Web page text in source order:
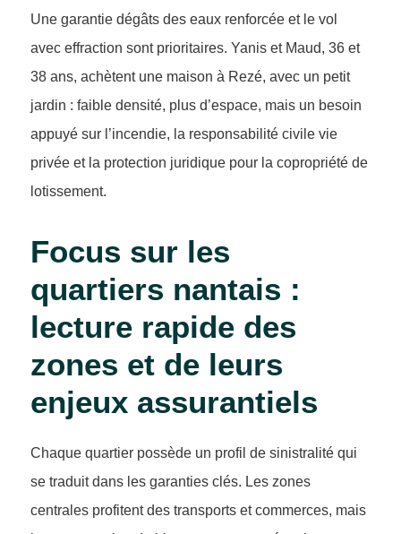
Une garantie dégâts des eaux renforcée et le vol
avec effraction sont prioritaires. Yanis et Maud, 36 et
38 ans, achètent une maison à Rezé, avec un petit
jardin : faible densité, plus d’espace, mais un besoin
appuyé sur l’incendie, la responsabilité civile vie
privée et la protection juridique pour la copropriété de
lotissement.
Focus sur les
quartiers nantais :
lecture rapide des
zones et de leurs
enjeux assurantiels
Chaque quartier possède un profil de sinistralité qui
se traduit dans les garanties clés. Les zones
centrales profitent des transports et commerces, mais